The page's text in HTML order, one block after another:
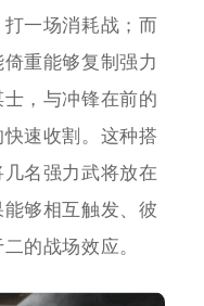
一场消耗战；而
重能够复制强力
，与冲锋在前的
速收割。这种搭
名强力武将放在
够相互触发、彼
的战场效应。